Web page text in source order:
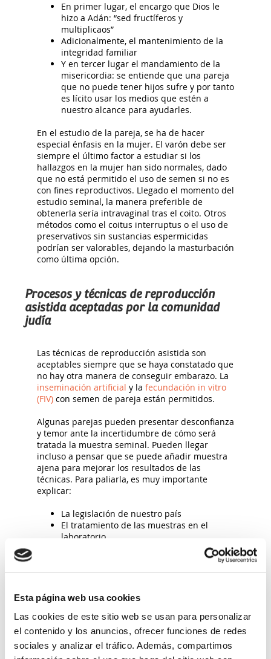
Esta página web usa cookies
Las cookies de este sitio web se usan para personalizar
el contenido y los anuncios, ofrecer funciones de redes
sociales y analizar el tráfico. Además, compartimos
En primer lugar, el encargo que Dios le
hizo a Adán: “sed fructíferos y
multiplicaos”
Adicionalmente, el mantenimiento de la
integridad familiar
Y en tercer lugar el mandamiento de la
misericordia: se entiende que una pareja
que no puede tener hijos sufre y por tanto
es lícito usar los medios que estén a
nuestro alcance para ayudarles.
En el estudio de la pareja, se ha de hacer
especial énfasis en la mujer. El varón debe ser
siempre el último factor a estudiar si los
hallazgos en la mujer han sido normales, dado
que no está permitido el uso de semen si no es
con fines reproductivos. Llegado el momento del
estudio seminal, la manera preferible de
obtenerla sería intravaginal tras el coito. Otros
métodos como el coitus interruptus o el uso de
preservativos sin sustancias espermicidas
podrían ser valorables, dejando la masturbación
como última opción.
Procesos y técnicas de reproducción
asistida aceptadas por la comunidad
judía
Las técnicas de reproducción asistida son
aceptables siempre que se haya constatado que
no hay otra manera de conseguir embarazo. La
inseminación artificial y la fecundación in vitro
(FIV)con semen de pareja están permitidos.
Algunas parejas pueden presentar desconfianza
y temor ante la incertidumbre de cómo será
tratada la muestra seminal. Pueden llegar
incluso a pensar que se puede añadir muestra
ajena para mejorar los resultados de las
técnicas. Para paliarla, es muy importante
explicar:
La legislación de nuestro país
El tratamiento de las muestras en el
laboratorio
relación médico – paciente – rabino
En lo que respecta a los embriones sobrantes
tras un tratamiento de reproducción asistida,
existe cierta controversia. Pero en general su
donación con fines de investigación o
destrucción está aceptada. En la ley judía el
embrión comienza a considerarse como entidad